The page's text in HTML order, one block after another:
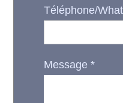
Téléphone/
Message*